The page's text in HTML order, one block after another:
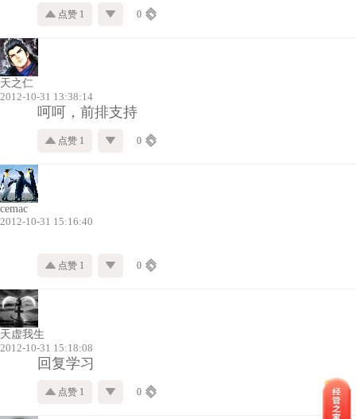
点赞 1 0
天之仁
2012-10-31 13:38:14
呵呵，前排支持
点赞 1 0
cemac
2012-10-31 15:16:40
点赞 1 0
天虚我生
2012-10-31 15:18:08
回复学习
点赞 1 0